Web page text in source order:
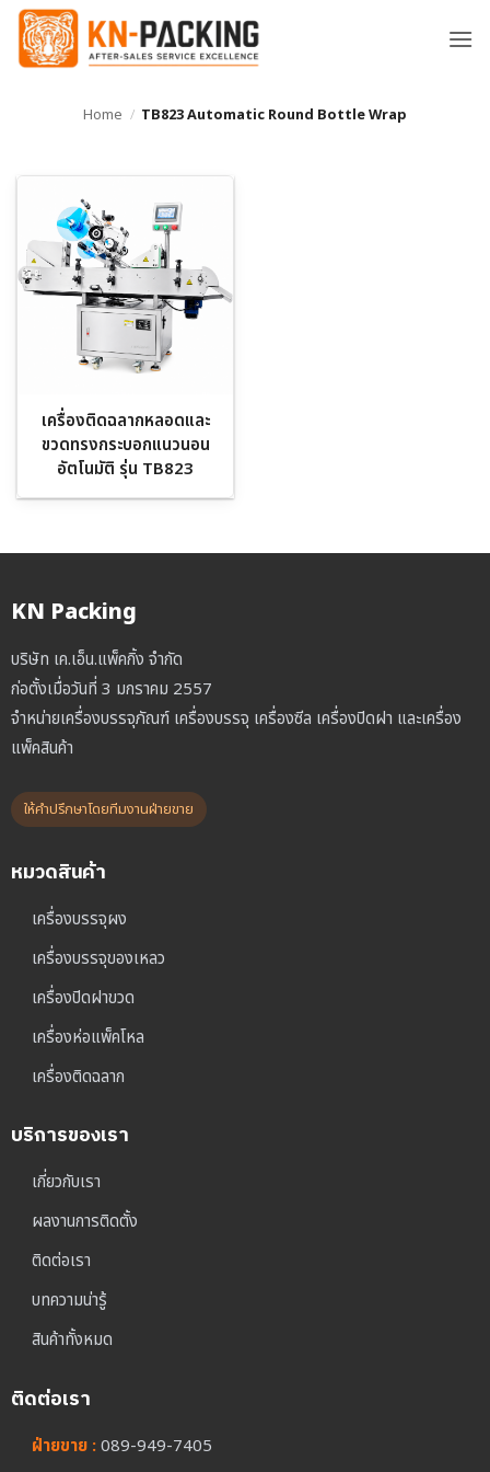
ข้าม
ยัง
Home / TB823 Automatic Round Bottle Wrap
เครื่องติดฉลากหลอดและ
ขวดทรงกระบอกแนวนอน
อัตโนมัติ รุ่น TB823
KN Packing
บริษัท เค.เอ็น.แพ็คกิ้ง จำกัด
ก่อตั้งเมื่อวันที่ 3 มกราคม 2557
จำหน่ายเครื่องบรรจุภัณฑ์ เครื่องบรรจุ เครื่องซีล เครื่องปิดฝา และเครื่อง
แพ็คสินค้า
ให้คำปรึกษาโดยทีมงานฝ่ายขาย
หมวดสินค้า
เครื่องบรรจุผง
เครื่องบรรจุของเหลว
เครื่องปิดฝาขวด
เครื่องห่อแพ็คโหล
เครื่องติดฉลาก
บริการของเรา
เกี่ยวกับเรา
ผลงานการติดตั้ง
ติดต่อเรา
บทความน่ารู้
สินค้าทั้งหมด
ติดต่อเรา
ฝ่ายขาย :089-949-7405